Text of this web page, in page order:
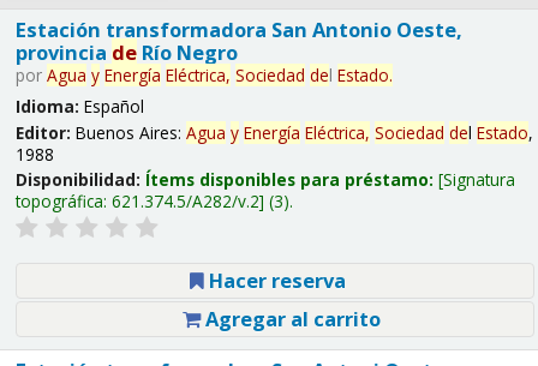
Estación transformadora San Antonio Oeste,
provincia deRío Negro
por Agua y Energía Eléctrica, Sociedad del Estado.
Idioma: Español
Editor: Buenos Aires: Agua y Energía Eléctrica, Sociedad del Estado,
1988
Disponibilidad: Ítems disponibles para préstamo: Signatura
topográfica: 621.374.5/A282/v.2 (3).
Hacer reserva
Agregar al carrito